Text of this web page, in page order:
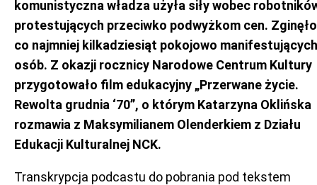
komunistyczna władza użyła siły wobec
protestujących przeciwko podwyżkom cen. Zginęło
co najmniej kilkadziesiąt pokojowo manifestujących
osób. Z okazji rocznicy Narodowe Centrum Kultury
przygotowało film edukacyjny „Przerwane życie.
Rewolta grudnia ‘70”, o którym Katarzyna Oklińska
rozmawia z Maksymilianem Olenderkiem z Działu
Edukacji Kulturalnej NCK.
Transkrypcja podcastu do pobrania pod tekstem